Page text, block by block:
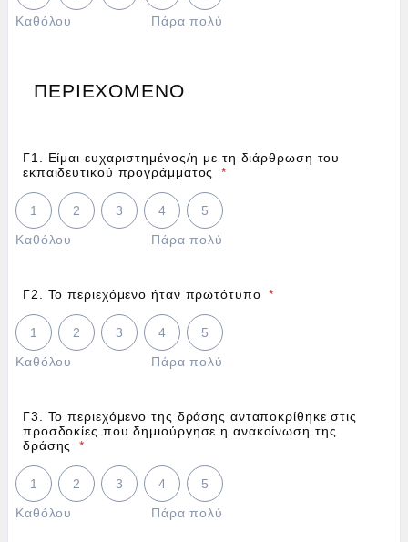
Καθόλου
Πάρα πολύ
ΠΕΡΙΕΧΟΜΕΝΟ
Γ1. Είμαι ευχαριστημένος/η με τη διάρθρωση του
εκπαιδευτικού προγράμματος
*
Καθόλου
1 2 3
4
Πάρα πολύ
5
1 is Καθόλου, 5 is Πάρα πολύ
Γ2. Το περιεχόμενο ήταν πρωτότυπο *
Καθόλου
1 2 3
4
Πάρα πολύ
5
1 is Καθόλου, 5 is Πάρα πολύ
Γ3. Το περιεχόμενο της δράσης ανταποκρίθηκε στις
προσδοκίες που δημιούργησε η ανακοίνωση της
δράσης
*
Καθόλου
1 2 3
4
Πάρα πολύ
5
1 is Καθόλου, 5 is Πάρα πολύ